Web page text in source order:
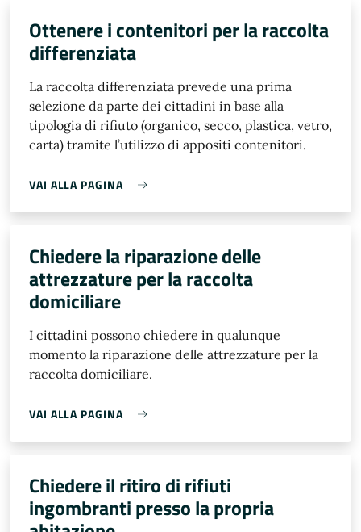
Ottenere i contenitori per la raccolta
differenziata
La raccolta differenziata prevede una prima
selezione da parte dei cittadini in base alla
tipologia di rifiuto (organico, secco, plastica, vetro,
carta) tramite l’utilizzo di appositi contenitori.
VAI ALLA PAGINA
Chiedere la riparazione delle
attrezzature per la raccolta
domiciliare
I cittadini possono chiedere in qualunque
momento la riparazione delle attrezzature per la
raccolta domiciliare.
VAI ALLA PAGINA
Chiedere il ritiro di rifiuti
ingombranti presso la propria